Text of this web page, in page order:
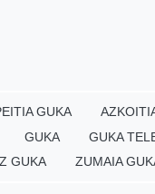
GUKA
GUKA
GUKA
GUKA
ZUMAIA